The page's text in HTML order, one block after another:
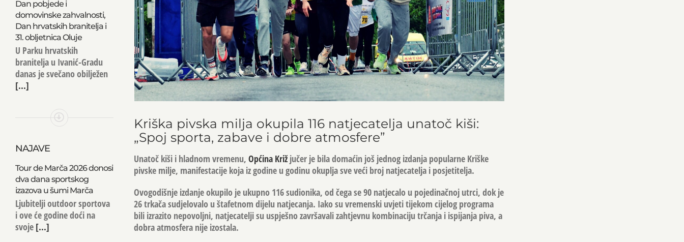
Kriška pivska milja okupila 116 natjecatelja unatoč kiši:
„Spoj sporta, zabave i dobre atmosfere”
Unatoč kiši i hladnom vremenu, Općina Križjučer je bila domaćin još jednog izdanja popularne Kriške
pivske milje, manifestacije koja iz godine u godinu okuplja sve veći broj natjecatelja i posjetitelja.
Ovogodišnje izdanje okupilo je ukupno 116 sudionika, od čega se 90 natjecalo u pojedinačnoj utrci, dok je
26 trkača sudjelovalo u štafetnom dijelu natjecanja. Iako su vremenski uvjeti tijekom cijelog programa
bili izrazito nepovoljni, natjecatelji su uspješno završavali zahtjevnu kombinaciju trčanja i ispijanja piva, a
dobra atmosfera nije izostala.
Dan pobjede i
domovinske zahvalnosti,
Dan hrvatskih branitelja i
31. obljetnica Oluje
U Parku hrvatskih
branitelja u Ivanić-Gradu
danas je svečano obilježen
[...]
NAJAVE
Tour de Marča 2026 donosi
dva dana sportskog
izazova u šumi Marča
Ljubitelji outdoor sportova
i ove će godine doći na
svoje[...]